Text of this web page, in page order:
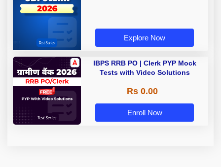
Explore Now
IBPS RRB PO | Clerk PYP Mock
Tests with Video Solutions
Rs 0.00
Enroll Now